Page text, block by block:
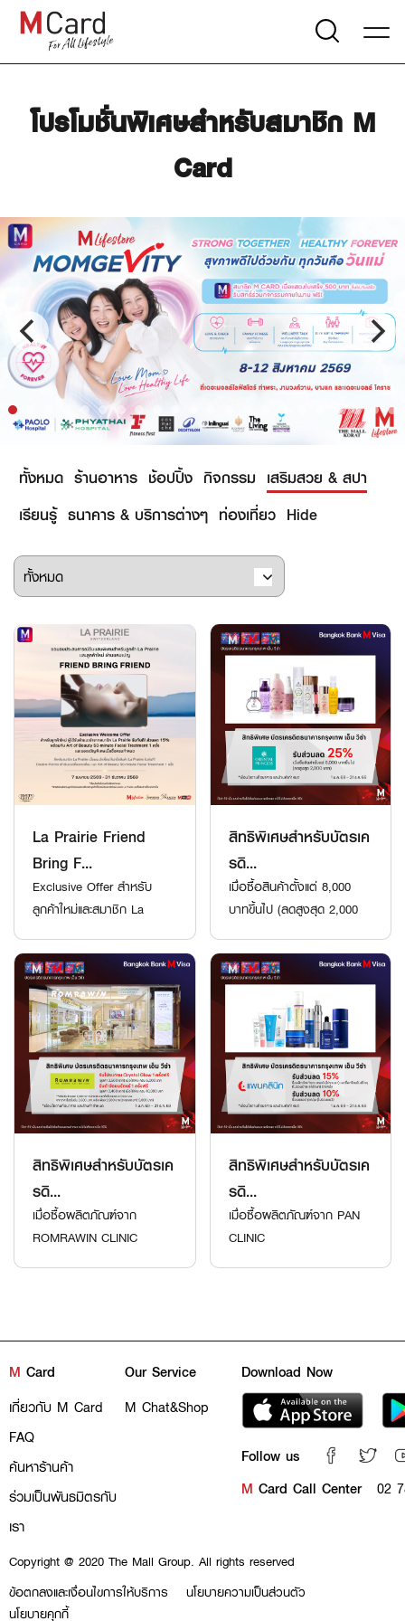
โปรโมชั่นพิเศษสำหรับสมาชิก M
Card
ทั้งหมด ร้านอาหาร ช้อปปิ้ง กิจกรรม เสริมสวย & สปา
เรียนรู้ ธนาคาร & บริการต่างๆ ท่องเที่ยว Hide
La Prairie Friend
Bring F...
Exclusive Offer สำหรับ
ลูกค้าใหม่และสมาชิก La
สิทธิพิเศษสำหรับบัตรเค
รดิ...
เมื่อซื้อสินค้าตั้งแต่ 8,000
บาทขึ้นไป (ลดสูงสุด 2,000
สิทธิพิเศษสำหรับบัตรเค
รดิ...
เมื่อซื้อผลิตภัณฑ์จาก
ROMRAWIN CLINIC
สิทธิพิเศษสำหรับบัตรเค
รดิ...
เมื่อซื้อผลิตภัณฑ์จาก PAN
CLINIC
M Card
เกี่ยวกับ M Card
FAQ
ค้นหาร้านค้า
ร่วมเป็นพันธมิตรกับ
เรา
Our Service
M Chat&Shop
Download Now
Follow us
M Card Call Center 02
Copyright @ 2020 The Mall Group. All rights reserved
ข้อตกลงและเงื่อนไขการให้บริการ
นโยบายความเป็นส่วนตัว
นโยบายคุกกี้